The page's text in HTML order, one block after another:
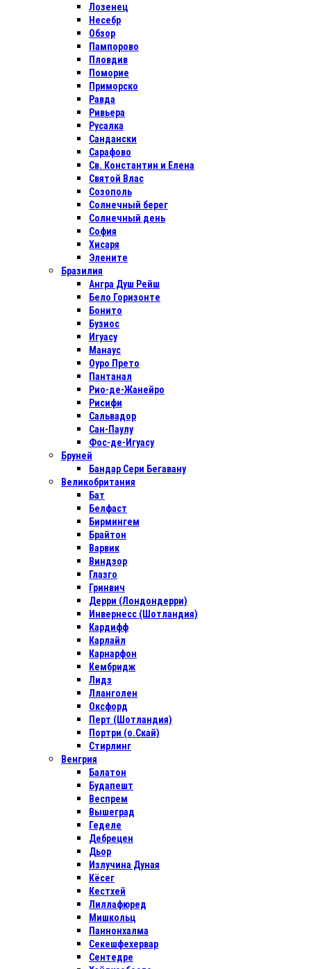
Лозенец
Несебр
Обзор
Пампорово
Пловдив
Поморие
Приморско
Равда
Ривьера
Русалка
Сандански
Сарафово
Св. Константин и Елена
Святой Влас
Созополь
Солнечный берег
Солнечный день
София
Хисаря
Элените
Бразилия
Ангра Душ Рейш
Бело Горизонте
Бонито
Бузиос
Игуасу
Манаус
Оуро Прето
Пантанал
Рио-де-Жанейро
Рисифи
Сальвадор
Сан-Паулу
Фос-де-Игуасу
Бруней
Бандар Сери Бегавану
Великобритания
Бат
Белфаст
Бирмингем
Брайтон
Варвик
Виндзор
Глазго
Гринвич
Дерри (Лондондерри)
Инвернесс (Шотландия)
Кардифф
Карлайл
Карнарфон
Кембридж
Лидз
Лланголен
Оксфорд
Перт (Шотландия)
Портри (о.Скай)
Стирлинг
Венгрия
Балатон
Будапешт
Веспрем
Вышеград
Геделе
Дебрецен
Дьор
Излучина Дуная
Кёсег
Кестхей
Лиллафюред
Мишкольц
Паннонхалма
Секешфехервар
Сентедре